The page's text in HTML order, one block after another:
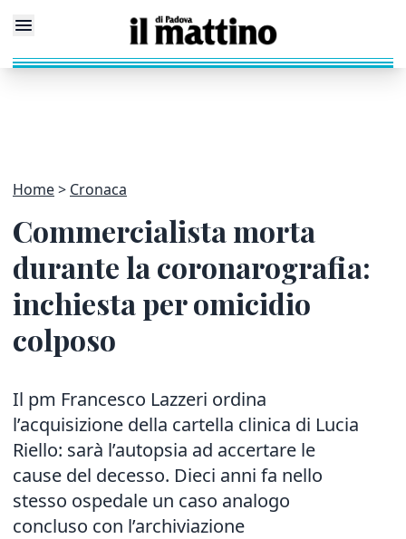
Home Cronaca
Commercialista morta
durante la coronarografia:
inchiesta per omicidio
colposo
Il pm Francesco Lazzeri ordina
l’acquisizione della cartella clinica di Lucia
Riello: sarà l’autopsia ad accertare le
cause del decesso. Dieci anni fa nello
stesso ospedale un caso analogo
concluso con l’archiviazione